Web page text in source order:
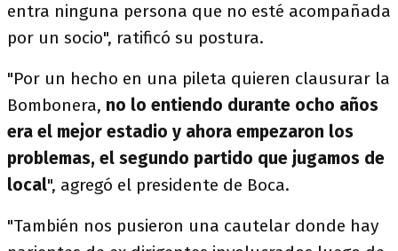
entra ninguna persona que no esté acompañada
por un socio", ratificó su postura.
"Por un hecho en una pileta quieren clausurar la
Bombonera, no lo entiendo durante ocho años
era el mejor estadio y ahora empezaron los
problemas, el segundo partido que jugamos de
local", agregó el presidente de Boca.
"También nos pusieron una cautelar donde hay